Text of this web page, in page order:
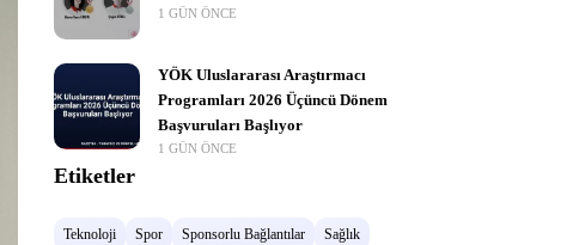
1 GÜN ÖNCE
YÖK Uluslararası Araştırmacı
Programları 2026 Üçüncü Dönem
Başvuruları Başlıyor
1 GÜN ÖNCE
Etiketler
Teknoloji Spor Sponsorlu Bağlantılar
Sağlık